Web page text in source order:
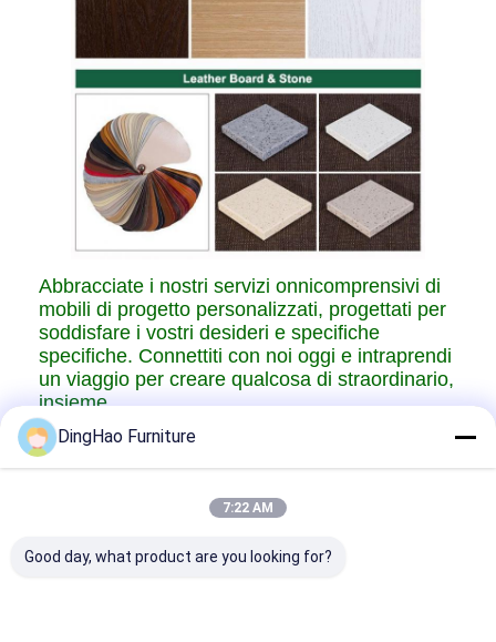
Abbracciate i nostri servizi onnicomprensivi di
mobili di progetto personalizzati, progettati per
soddisfare i vostri desideri e specifiche
specifiche. Connettiti con noi oggi e intraprendi
un viaggio per creare qualcosa di straordinario,
insieme.
DingHao Furniture
7:22 AM
Good day, what product are you looking for?